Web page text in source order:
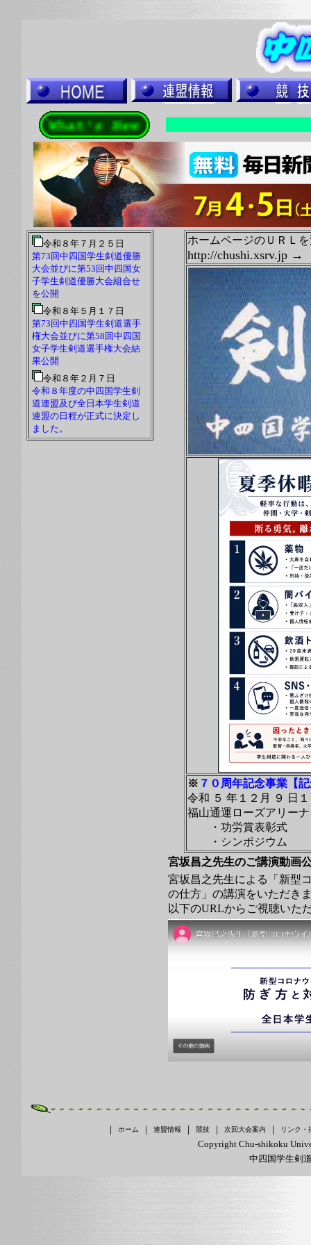
令和８年７月２５日
第73回中四国学生剣道優勝
大会並びに第53回中四国女
子学生剣道優勝大会組合せ
を公開
令和８年５月１７日
第73回中四国学生剣道選手
権大会並びに第58回中四国
女子学生剣道選手権大会結
果公開
令和８年２月７日
令和８年度の中四国学生剣
道連盟及び全日本学生剣道
連盟の日程が正式に決定し
ました。
ホームページのＵＲＬ
http://chushi.xsrv.jp
※ ７０周年記念事業【
令和 ５ 年１２月 ９ 日
福山通運ローズアリーナ
・功労賞表彰式
・シンポジウム
宮坂昌之先生のご講演動画
宮坂昌之先生による「新型
の仕方」の講演をいただき
以下のURLからご視聴いた
｜ ホーム ｜ 連盟情報 ｜ 競技 ｜ 次回大会案内 ｜ リンク・
Copyright Chu-shikoku
中四国学生